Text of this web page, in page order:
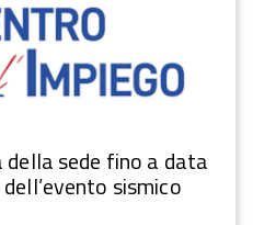
della sede fino a data
sismico